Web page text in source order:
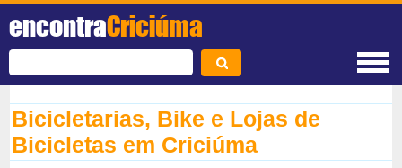
encontraCriciúma
Bicicletarias, Bike e Lojas de
Bicicletas em Criciúma